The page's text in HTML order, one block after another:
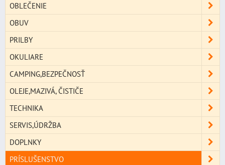
OBLEČENIE
OBUV
PRILBY
OKULIARE
CAMPING,BEZPEČNOSŤ
OLEJE,MAZIVÁ, ČISTIČE
TECHNIKA
SERVIS,ÚDRŽBA
DOPLNKY
PRÍSLUŠENSTVO